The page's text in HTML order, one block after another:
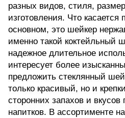
разных видов, стиля,
изготовления. Что касается
основном, это шейкер
именно такой коктейльный
надежное длительное
интересует более
предложить стеклянный
только красивый, но и
сторонних запахов и вкусов
напитков. В ассортименте